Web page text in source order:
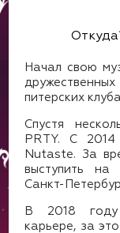
Начал свою
питерских
Спустя
PRTY. С
Nutaste. За
выступить на
Санкт-
В 2018 году
карьере, за